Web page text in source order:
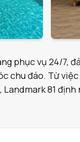
phục vụ 24/7,
chu đáo. Từ
81